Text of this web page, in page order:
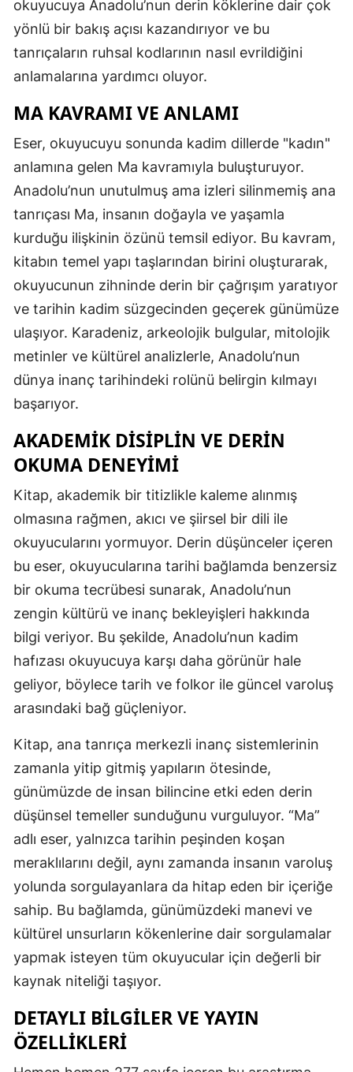
okuyucuya Anadolu’nun derin köklerine dair çok
yönlü bir bakış açısı kazandırıyor ve bu
tanrıçaların ruhsal kodlarının nasıl evrildiğini
anlamalarına yardımcı oluyor.
MA KAVRAMI VE ANLAMI
Eser, okuyucuyu sonunda kadim dillerde "kadın"
anlamına gelen Ma kavramıyla buluşturuyor.
Anadolu’nun unutulmuş ama izleri silinmemiş ana
tanrıçası Ma, insanın doğayla ve yaşamla
kurduğu ilişkinin özünü temsil ediyor. Bu kavram,
kitabın temel yapı taşlarından birini oluşturarak,
okuyucunun zihninde derin bir çağrışım yaratıyor
ve tarihin kadim süzgecinden geçerek günümüze
ulaşıyor. Karadeniz, arkeolojik bulgular, mitolojik
metinler ve kültürel analizlerle, Anadolu’nun
dünya inanç tarihindeki rolünü belirgin kılmayı
başarıyor.
AKADEMIK DISIPLIN VE DERIN
OKUMA DENEYIMI
Kitap, akademik bir titizlikle kaleme alınmış
olmasına rağmen, akıcı ve şiirsel bir dili ile
okuyucularını yormuyor. Derin düşünceler içeren
bu eser, okuyucularına tarihi bağlamda benzersiz
bir okuma tecrübesi sunarak, Anadolu’nun
zengin kültürü ve inanç bekleyişleri hakkında
bilgi veriyor. Bu şekilde, Anadolu’nun kadim
hafızası okuyucuya karşı daha görünür hale
geliyor, böylece tarih ve folkor ile güncel varoluş
arasındaki bağ güçleniyor.
Kitap, ana tanrıça merkezli inanç sistemlerinin
zamanla yitip gitmiş yapıların ötesinde,
günümüzde de insan bilincine etki eden derin
düşünsel temeller sunduğunu vurguluyor. “Ma”
adlı eser, yalnızca tarihin peşinden koşan
meraklılarını değil, aynı zamanda insanın varoluş
yolunda sorgulayanlara da hitap eden bir içeriğe
sahip. Bu bağlamda, günümüzdeki manevi ve
kültürel unsurların kökenlerine dair sorgulamalar
yapmak isteyen tüm okuyucular için değerli bir
kaynak niteliği taşıyor.
DETAYLI BILGILER VE YAYIN
ÖZELLIKLERI